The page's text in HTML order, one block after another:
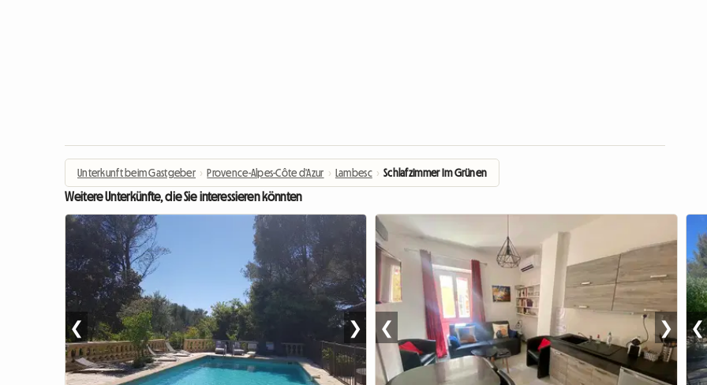
Unterkunft beim Gastgeber › Provence-Alpes-Côte d'Azur › Lambesc › Schlafzimmer Im Grünen
Weitere Unterkünfte, die Sie interessieren könnten
❮ ❯ ❮ ❯ ❮